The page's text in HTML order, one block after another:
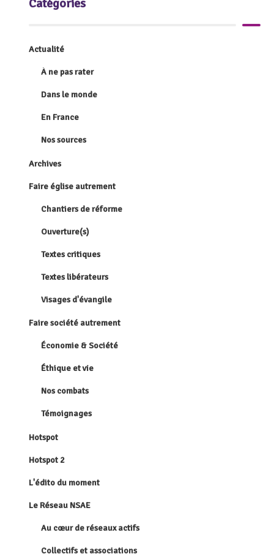
Catégories
Actualité
À ne pas rater
Dans le monde
En France
Nos sources
Archives
Faire église autrement
Chantiers de réforme
Ouverture(s)
Textes critiques
Textes libérateurs
Visages d'évangile
Faire société autrement
Économie & Société
Éthique et vie
Nos combats
Témoignages
Hotspot
Hotspot 2
L'édito du moment
Le Réseau NSAE
Au cœur de réseaux actifs
Collectifs et associations